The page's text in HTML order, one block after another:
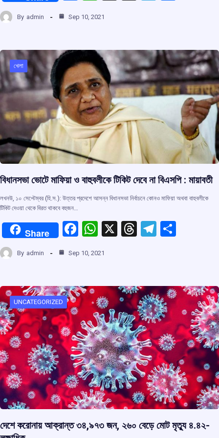
ce
o
o
k
at
A
p
p
d
s
a
m
By admin Sep 10, 2021
খেলা
বিধানসভা ভোটে মাফিয়া ও বাহুবলীকে টিকিট দেবে না বিএসপি : মায়াবতী
লখনউ, ১০ সেপ্টেম্বর (হি.স.): উত্তর প্রদেশে আসন্ন বিধানসভা নির্বাচনে কোনও মাফিয়া অথবা বাহুবলীকে
টিকিট দেওয়া থেকে বিরত থাকবে বহুজন…
Share
F
ce
o
o
k
W
at
A
p
p
X
T
d
s
T
a
m
By admin Sep 10, 2021
UNCATEGORIZED
দেশে করোনায় আক্রান্ত ৩৪,৯৭৩ জন, ২৬০ বেড়ে মোট মৃত্যু ৪.৪২-